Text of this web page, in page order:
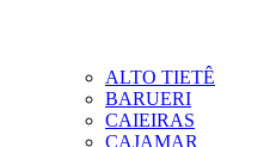
ALTO TIETÊ
BARUERI
CAIEIRAS
CAJAMAR